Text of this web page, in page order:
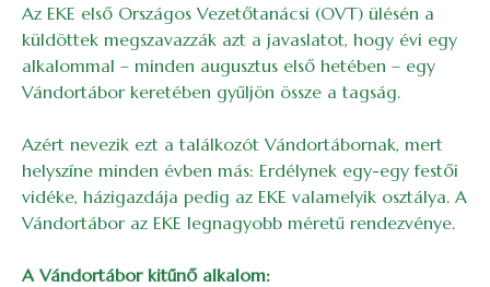
Az EKE első Országos Vezetőtanácsi (OVT) ülésén a
küldöttek megszavazzák azt a javaslatot, hogy évi egy
alkalommal – minden augusztus első hetében – egy
Vándortábor keretében gyűljön össze a tagság.
Azért nevezik ezt a találkozót Vándortábornak, mert
helyszíne minden évben más: Erdélynek egy-egy festői
vidéke, házigazdája pedig az EKE valamelyik osztálya. A
Vándortábor az EKE legnagyobb méretű rendezvénye.
A Vándortábor kitűnő alkalom: